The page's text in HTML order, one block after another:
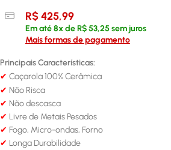
R$425,99
Em até8x deR$53,25sem juros
Mais formas de pagamento
Principais Características:
✔ Caçarola 100% Cerâmica
✔ Não Risca
✔ Não descasca
✔ Livre de Metais Pesados
✔ Fogo, Micro-ondas, Forno
✔ Longa Durabilidade